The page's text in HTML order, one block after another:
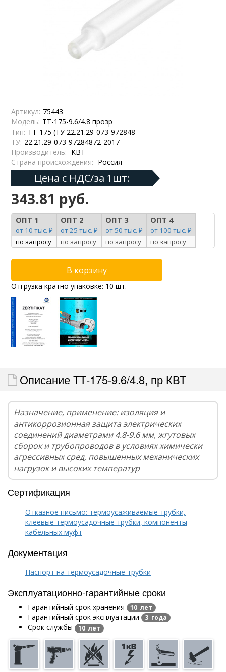
Артикул: 75443
Модель: ТТ-175-9.6/4.8 прозр
Тип: ТТ-175 (ТУ 22.21.29-073-972848
ТУ: 22.21.29-073-97284872-2017
Производитель: КВТ
Страна происхождения: Россия
Цена с НДС/за 1шт:
343.81 руб.
ОПТ 1
от 10 тыс. ₽
ОПТ 2
от 25 тыс. ₽
ОПТ 3
от 50 тыс. ₽
ОПТ 4
от 100 тыс. ₽
по запросу
по запросу по запросу по запросу
Отгрузка кратно упаковке: 10 шт.
Описание ТТ-175-9.6/4.8, пр КВТ
Назначение, применение: изоляция и
антикоррозионная защита электрических
соединений диаметрами 4.8-9.6 мм, жгутовых
сборок и трубопроводов в условиях химически
агрессивных сред, повышенных механических
нагрузок и высоких температур
Сертификация
Отказное письмо: термоусаживаемые трубки,
клеевые термоусадочные трубки, компоненты
кабельных муфт
Документация
Паспорт на термоусадочные трубки
Эксплуатационно-гарантийные сроки
Гарантийный срок хранения 10 лет
Гарантийный срок эксплуатации 3 года
Срок службы 10 лет